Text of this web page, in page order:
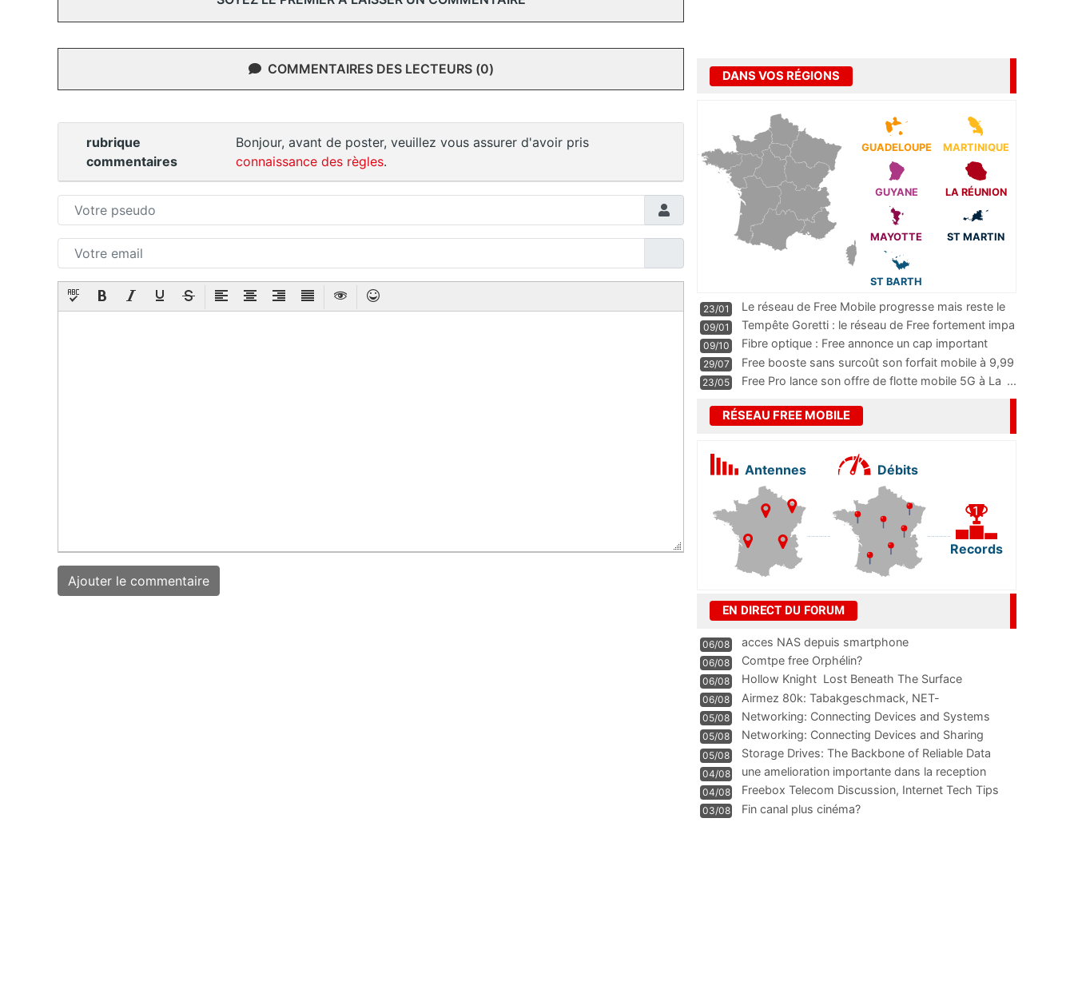
COMMENTAIRES DES LECTEURS (0)
rubrique
commentaires
Bonjour, avant de poster, veuillez vous assurer d'avoir pris
connaissance des règles.
DANS VOS RÉGIONS
GUADELOUPE MARTINIQUE
GUYANE LA RÉUNION
MAYOTTE ST MARTIN
ST BARTH
23/01
Le réseau de Free Mobile progresse mais reste le
m
...
09/01
Tempête Goretti : le réseau de Free fortement impa
09/10
Fibre optique : Free annonce un cap important
pass
...
29/07
Free booste sans surcoût son forfait mobile à 9,99
23/05 Free Pro lance son offre de flotte mobile 5G à La ...
RÉSEAU FREE MOBILE
Antennes Débits
Records
EN DIRECT DU FORUM
06/08 acces NAS depuis smartphone
06/08 Comtpe free Orphélin?
06/08 Hollow Knight  Lost Beneath The Surface
06/08
Airmez 80k: Tabakgeschmack, NET-
Technologie und Leistung im
05/08 Networking: Connecting Devices and Systems
05/08
Networking: Connecting Devices and Sharing
Information
05/08
Storage Drives: The Backbone of Reliable Data
Management
04/08
une amelioration importante dans la reception
WIFI
04/08
Freebox Telecom Discussion, Internet Tech Tips
Communi
03/08 Fin canal plus cinéma?